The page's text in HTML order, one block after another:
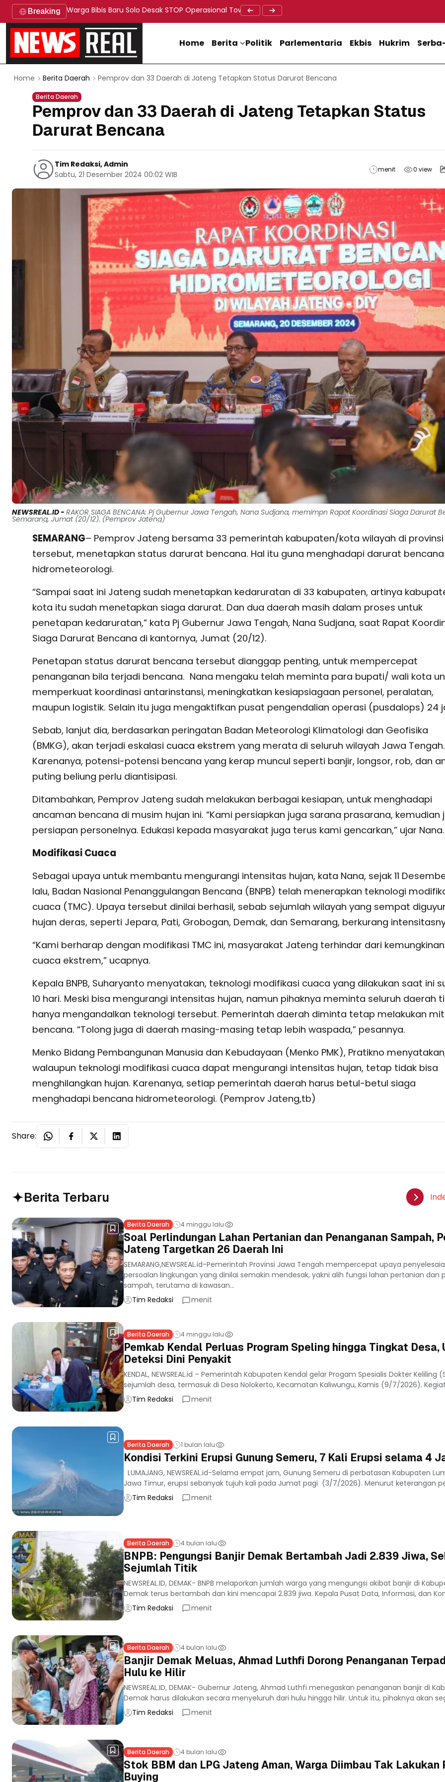
Breaking Warga Bibis Baru Solo Desak STOP Operasional Tower BTS, Diwa : Nyawa dan Keselamatan Warga Lebih
Doa Lintas Agama Perkuat Semangat Persatuan Jelang
Home Berita Politik Parlementaria Ekbis Hukrim
Home Berita Daerah Pemprov dan 33 Daerah di Jateng Tetapkan Status Darurat Bencana
Berita Daerah
Pemprov dan 33 Daerah di Jateng Tetapkan Status
Darurat Bencana
Tim Redaksi, Admin
Sabtu, 21 Desember 2024 00:02 WIB
menit 0view
NEWSREAL.ID -RAKOR SIAGA BENCANA: Pj Gubernur Jawa Tengah, Nana Sudjana, memimpn Rapat Koordinasi Siaga Darurat
Semarang, Jumat (20/12). (Pemprov Jateng)
SEMARANG– Pemprov Jateng bersama 33 pemerintah kabupaten/kota wilayah di provinsi
tersebut, menetapkan status darurat bencana. Hal itu guna menghadapi darurat bencana
hidrometeorologi.
“Sampai saat ini Jateng sudah menetapkan kedaruratan di 33 kabupaten, artinya
kota itu sudah menetapkan siaga darurat. Dan dua daerah masih dalam proses untuk
penetapan kedaruratan,” kata Pj Gubernur Jawa Tengah, Nana Sudjana, saat Rapat
Siaga Darurat Bencana di kantornya, Jumat (20/12).
Penetapan status darurat bencana tersebut dianggap penting, untuk mempercepat
penanganan bila terjadi bencana. Nana mengaku telah meminta para bupati/ wali kota
memperkuat koordinasi antarinstansi, meningkatkan kesiapsiagaan personel, peralatan,
maupun logistik. Selain itu juga mengaktifkan pusat pengendalian operasi (pusdalops) 24
Sebab, lanjut dia, berdasarkan peringatan Badan Meteorologi Klimatologi dan Geofisika
(BMKG), akan terjadi eskalasi cuaca ekstrem yang merata di seluruh wilayah Jawa Tengah.
Karenanya, potensi-potensi bencana yang kerap muncul seperti banjir, longsor, rob, dan
puting beliung perlu diantisipasi.
Ditambahkan, Pemprov Jateng sudah melakukan berbagai kesiapan, untuk menghadapi
ancaman bencana di musim hujan ini. “Kami persiapkan juga sarana prasarana, kemudian
persiapan personelnya. Edukasi kepada masyarakat juga terus kami gencarkan,” ujar Nana.
Modifikasi Cuaca
Sebagai upaya untuk membantu mengurangi intensitas hujan, kata Nana, sejak 11
lalu, Badan Nasional Penanggulangan Bencana (BNPB) telah menerapkan teknologi
cuaca (TMC). Upaya tersebut dinilai berhasil, sebab sejumlah wilayah yang sempat diguyur
hujan deras, seperti Jepara, Pati, Grobogan, Demak, dan Semarang, berkurang
“Kami berharap dengan modifikasi TMC ini, masyarakat Jateng terhindar dari kemungkinan
cuaca ekstrem,” ucapnya.
Kepala BNPB, Suharyanto menyatakan, teknologi modifikasi cuaca yang dilakukan saat ini
10 hari. Meski bisa mengurangi intensitas hujan, namun pihaknya meminta seluruh daerah
hanya mengandalkan teknologi tersebut. Pemerintah daerah diminta tetap melakukan
bencana. “Tolong juga di daerah masing-masing tetap lebih waspada,” pesannya.
Menko Bidang Pembangunan Manusia dan Kebudayaan (Menko PMK), Pratikno
walaupun teknologi modifikasi cuaca dapat mengurangi intensitas hujan, tetap tidak bisa
menghilangkan hujan. Karenanya, setiap pemerintah daerah harus betul-betul siaga
menghadapi bencana hidrometeorologi. (Pemprov Jateng,tb)
Share:
Berita Terbaru
Berita Daerah 4 minggu lalu
Soal Perlindungan Lahan Pertanian dan Penanganan Sampah,
Jateng Targetkan 26 Daerah Ini
SEMARANG,NEWSREAL.id-Pemerintah Provinsi Jawa Tengah mempercepat upaya
persoalan lingkungan yang dinilai semakin mendesak, yakni alih fungsi lahan pertanian dan
sampah, terutama di kawasan...
Tim Redaksi
menit
Berita Daerah 4 minggu lalu
Pemkab Kendal Perluas Program Speling hingga Tingkat Desa,
Deteksi Dini Penyakit
KENDAL, NEWSREAL.id – Pemerintah Kabupaten Kendal gelar Progam Spesialis Dokter Keliling
sejumlah desa, termasuk di Desa Nolokerto, Kecamatan Kaliwungu, Kamis (9/7/2026).
Tim Redaksi
menit
Berita Daerah 1 bulan lalu
Kondisi Terkini Erupsi Gunung Semeru, 7 Kali Erupsi selama 4
LUMAJANG, NEWSREAL.id-Selama empat jam, Gunung Semeru di perbatasan Kabupaten
Jawa Timur, erupsi sebanyak tujuh kali pada Jumat pagi (3/7/2026). Menurut keterangan
Tim Redaksi
menit
Berita Daerah 4 bulan lalu
BNPB: Pengungsi Banjir Demak Bertambah Jadi 2.839 Jiwa,
Sejumlah Titik
NEWSREAL.ID, DEMAK- BNPB melaporkan jumlah warga yang mengungsi akibat banjir di
Demak terus bertambah dan kini mencapai 2.839 jiwa. Kepala Pusat Data, Informasi, dan
Tim Redaksi
menit
Berita Daerah 4 bulan lalu
Banjir Demak Meluas, Ahmad Luthfi Dorong Penanganan
Hulu ke Hilir
NEWSREAL.ID, DEMAK- Gubernur Jateng, Ahmad Luthfi menegaskan penanganan banjir di
Demak harus dilakukan secara menyeluruh dari hulu hingga hilir. Untuk itu, pihaknya akan
Tim Redaksi
menit
Berita Daerah 4 bulan lalu
Stok BBM dan LPG Jateng Aman, Warga Diimbau Tak Lakukan
Buying